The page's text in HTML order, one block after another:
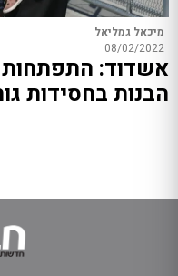
מיכאל גמליאל
08/02/2022
אשדוד:
הבנות בחסידות